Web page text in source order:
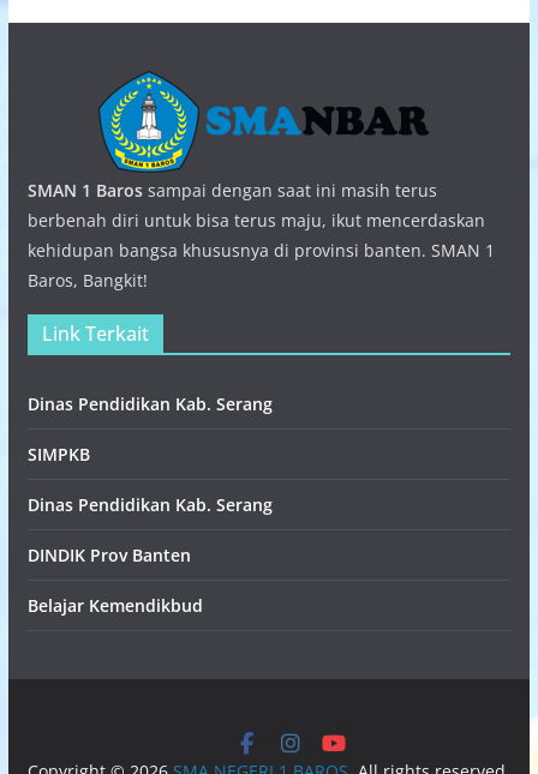
SMAN 1 Barossampai dengan saat ini masih terus
berbenah diri untuk bisa terus maju, ikut mencerdaskan
kehidupan bangsa khususnya di provinsi banten. SMAN 1
Baros, Bangkit!
Link Terkait
Dinas Pendidikan Kab. Serang
SIMPKB
Dinas Pendidikan Kab. Serang
DINDIK Prov Banten
Belajar Kemendikbud